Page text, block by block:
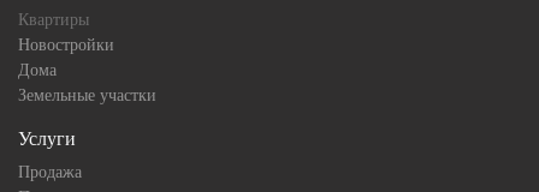
Квартиры
Новостройки
Дома
Земельные участки
Услуги
Продажа